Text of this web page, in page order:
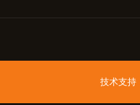
技术支持